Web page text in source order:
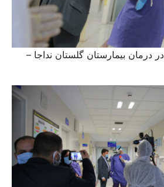
درمان بیمارستان گلستان نداجا –